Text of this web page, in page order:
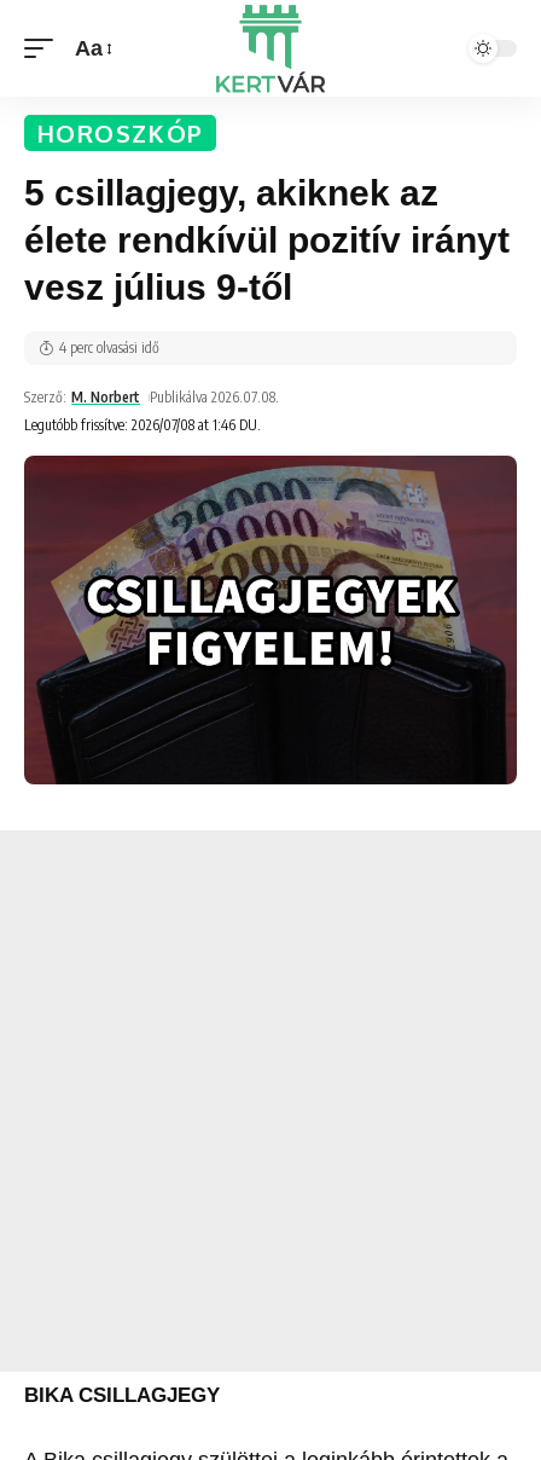
Aa
HOROSZKÓP
5 csillagjegy, akiknek az
élete rendkívül pozitív irányt
vesz július 9-től
Legutóbb frissítve: 2026/07/08 at 1:46 DU.
Szerző: M. Norbert Publikálva 2026.07.08.
4 perc olvasási idő
BIKA CSILLAGJEGY